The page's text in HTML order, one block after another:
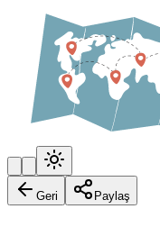
Geri Paylaş